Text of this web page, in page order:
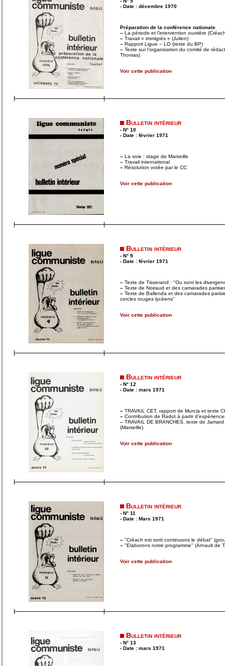
- Date : décembre 1970
Préparation de la conférence nationale
– La période et l’intervention ouvrière
– Travail « immigrés » (Julien)
– Rapport Ligue – LO (texte du BP)
– Texte sur l’organisation du comité de
Thomas)
Voir cette publication
Bulletin intérieur
- N° 10
- Date : février 1971
– La voie : stage de Marseille
– Travail international
– Résolution votée par le CC
Voir cette publication
Bulletin intérieur
- N° 9
- Date : février 1971
– Texte de Tisserand : "Ou sont les
– Texte de Noiraud et des camarades
– Texte de Ballenda et des camarades
cercles rouges lycéens"
Voir cette publication
Bulletin intérieur
- N° 12
- Date : mars 1971
– TRAVAIL CET, rapport de Murcia et texte
– Contribution de Radot à partir
– TRAVAIL DE BRANCHES, texte de
(Marseille).
Voir cette publication
Bulletin intérieur
- N° 11
- Date : Mars 1971
– "Créach est sorti continuons le débat"
– "Elaborons notre programme" (Arnault de
Voir cette publication
Bulletin intérieur
- N° 13
- Date : mars 1971